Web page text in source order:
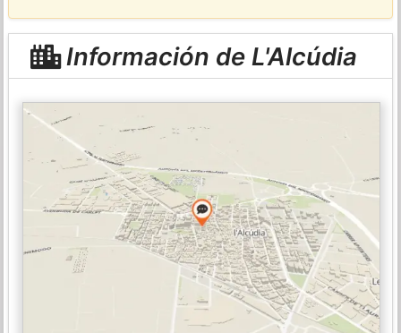
Información de L'Alcúdia